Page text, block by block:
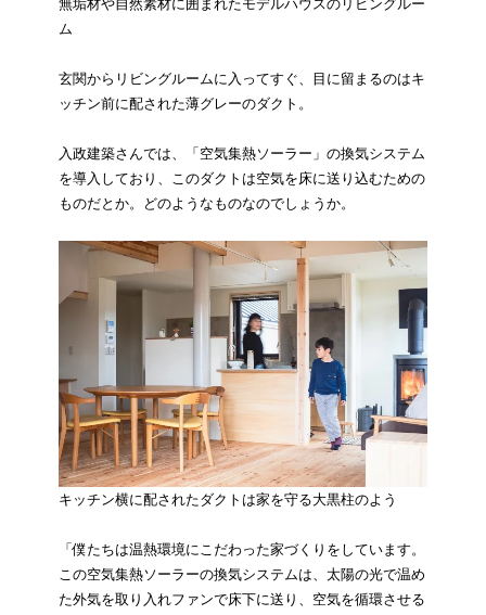
無垢材や自然素材に囲まれたモデルハウスのリビングルー
ム
玄関からリビングルームに入ってすぐ、目に留まるのはキ
ッチン前に配された薄グレーのダクト。
入政建築さんでは、「空気集熱ソーラー」の換気システム
を導入しており、このダクトは空気を床に送り込むための
ものだとか。どのようなものなのでしょうか。
キッチン横に配されたダクトは家を守る大黒柱のよう
「僕たちは温熱環境にこだわった家づくりをしています。
この空気集熱ソーラーの換気システムは、太陽の光で温め
た外気を取り入れファンで床下に送り、空気を循環させる